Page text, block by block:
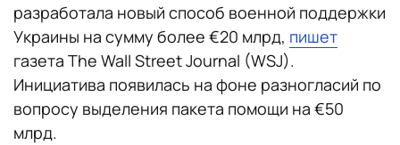
разработала новый способ военной поддержки
Украины на сумму более €20 млрд, пишет
газета The Wall Street Journal (WSJ).
Инициатива появилась на фоне разногласий по
вопросу выделения пакета помощи на €50
млрд.